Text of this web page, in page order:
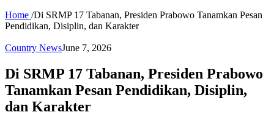
Home /Di SRMP 17 Tabanan, Presiden Prabowo Tanamkan Pesan
Pendidikan, Disiplin, dan Karakter
Country NewsJune 7, 2026
Di SRMP 17 Tabanan, Presiden Prabowo
Tanamkan Pesan Pendidikan, Disiplin,
dan Karakter